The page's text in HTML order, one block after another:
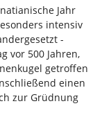
Jahr
intensiv
-
vor 500 Jahren,
getroffen
einen
zur Grüdnung